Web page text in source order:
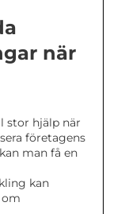
när
stor hjälp när
företagens
man få en
kan